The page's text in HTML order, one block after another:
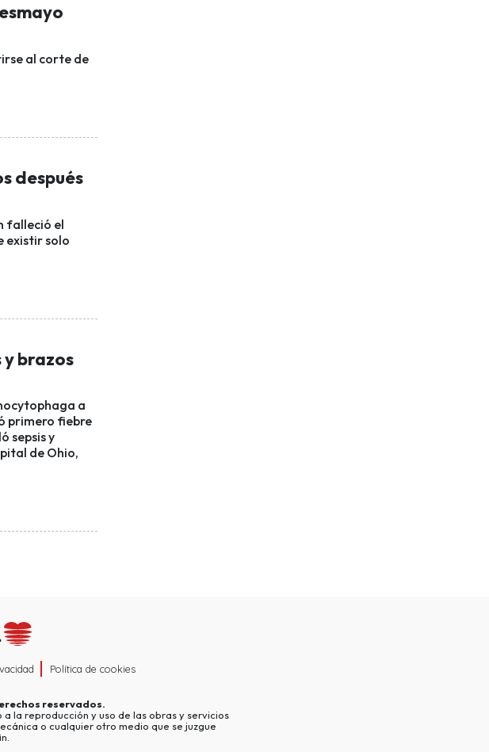
al corte de
después
falleció el
existir solo
brazos
a
primero fiebre
sepsis y
de Ohio,
Política de cookies
reservados.
a la reproducción y uso de las obras y servicios
o cualquier otro medio que se juzgue